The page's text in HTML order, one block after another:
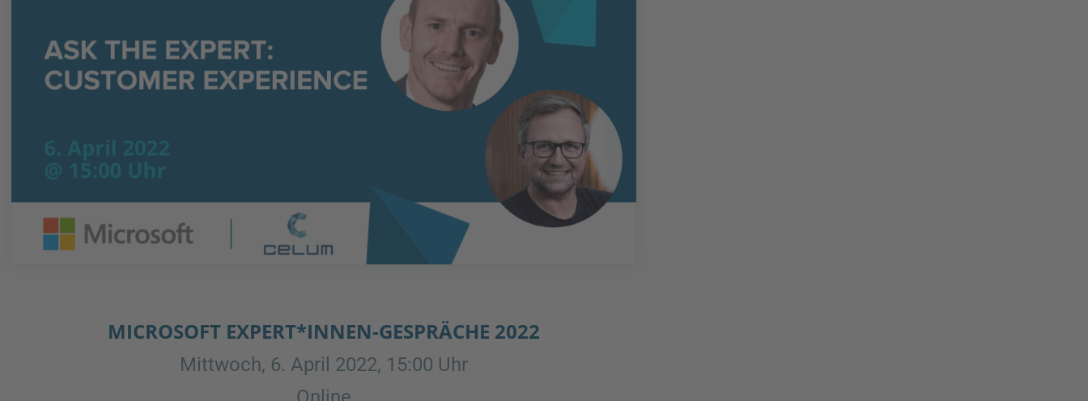
MICROSOFT EXPERT*INNEN-GESPRÄCHE 2022
Mittwoch, 6. April 2022, 15:00 Uhr